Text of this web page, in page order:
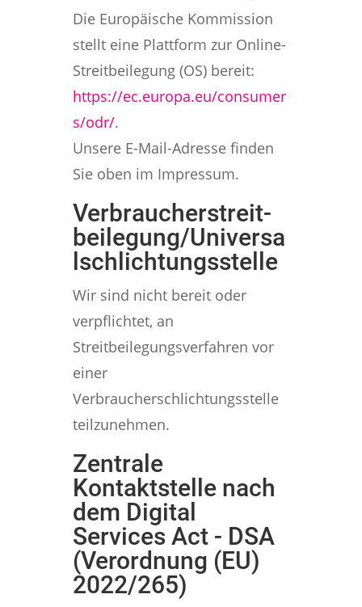
Die Europäische Kommission
stellt eine Plattform zur Online-
Streitbeilegung (OS) bereit:
https://ec.europa.eu/consumer
s/odr/.
Unsere E-Mail-Adresse finden
Sie oben im Impressum.
Verbraucher­streit­
beilegung/Universa
l­schlichtungs­stelle
Wir sind nicht bereit oder
verpflichtet, an
Streitbeilegungsverfahren vor
einer
Verbraucherschlichtungsstelle
teilzunehmen.
Zentrale
Kontaktstelle nach
dem Digital
Services Act - DSA
(Verordnung (EU)
2022/265)